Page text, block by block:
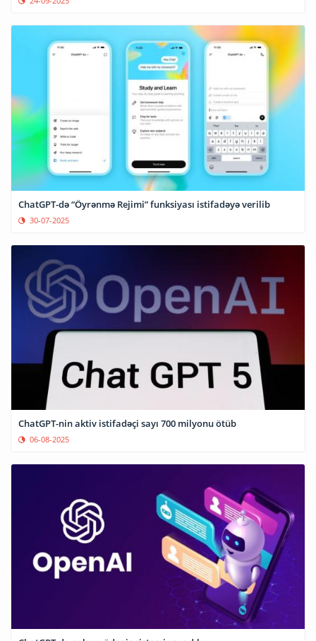
ChatGPT-də “Öyrənmə Rejimi” funksiyası istifadəyə verilib
30-07-2025
ChatGPT-nin aktiv istifadəçi sayı 700 milyonu ötüb
06-08-2025